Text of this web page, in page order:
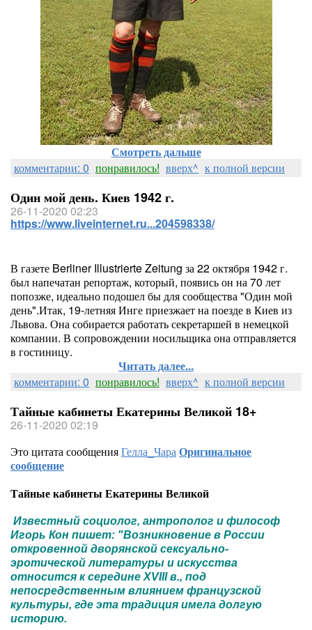
Смотреть дальше
комментарии: 0 понравилось! вверх^ к полной версии
Один мой день. Киев 1942 г.
26-11-2020 02:23
https://www.liveinternet.ru...204598338/
В газете Berliner Illustrierte Zeitung за 22 октября 1942 г.
был напечатан репортаж, который, появись он на 70 лет
попозже, идеально подошел бы для сообщества "Один мой
день".Итак, 19-летняя Инге приезжает на поезде в Киев из
Львова. Она собирается работать секретаршей в немецкой
компании. В сопровождении носильщика она отправляется
в гостиницу.
Читать далее...
комментарии: 0 понравилось! вверх^ к полной версии
Тайные кабинеты Екатерины Великой 18+
26-11-2020 02:19
Это цитата сообщенияГелла_ЧараОригинальное
сообщение
Тайные кабинеты Екатерины Великой
Известный социолог, антрополог и философ
Игорь Кон пишет: "Возникновение в России
откровенной дворянской сексуально-
эротической литературы и искусства
относится к середине XVIII в., под
непосредственным влиянием французской
культуры, где эта традиция имела долгую
историю.